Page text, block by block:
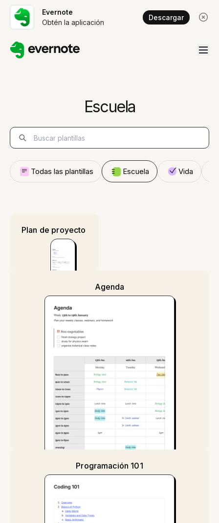
Evernote
Obtén la aplicación
Descargar
Escuela
Todas las plantillas Escuela Vida
Plan de proyecto
Agenda
Programación 101